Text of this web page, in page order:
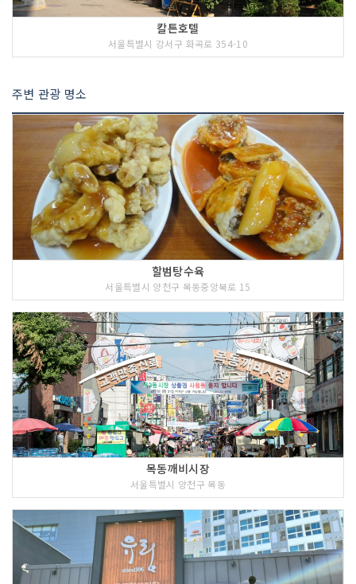
칼튼호텔
서울특별시 강서구 화곡로 354-10
주변 관광 명소
할범탕수육
서울특별시 양천구 목동중앙북로 15
목동깨비시장
서울특별시 양천구 목동